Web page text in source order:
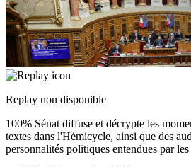
Replay non disponible
100% Sénat diffuse et décrypte les
textes dans l'Hémicycle, ainsi que des
personnalités politiques entendues par